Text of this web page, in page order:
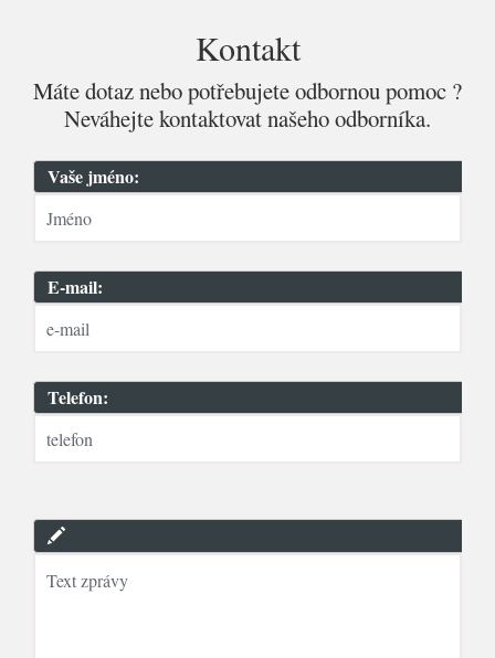
Kontakt
Máte dotaz nebo potřebujete odbornou pomoc ?
Neváhejte kontaktovat našeho odborníka.
Vaše jméno:
E-mail:
Telefon: